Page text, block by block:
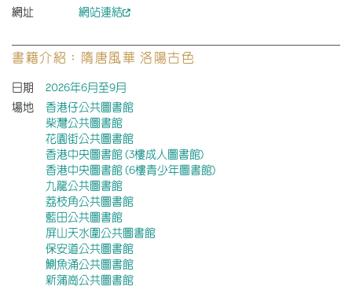
書籍介紹：隋唐風華 洛陽古色
日期
2026年6月至9月
場地
香港仔公共圖書館
柴灣公共圖書館
花園街公共圖書館
香港中央圖書館 (3樓成人圖書館)
香港中央圖書館 (6樓青少年圖書館)
九龍公共圖書館
荔枝角公共圖書館
藍田公共圖書館
屏山天水圍公共圖書館
保安道公共圖書館
鰂魚涌公共圖書館
新蒲崗公共圖書館
網址
網站連結